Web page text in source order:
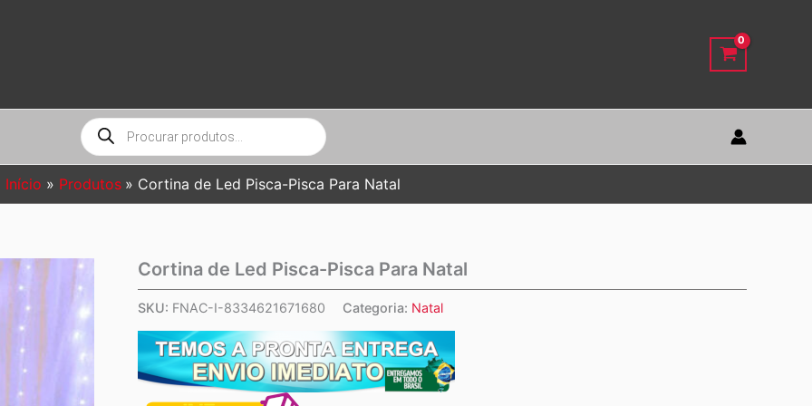
Pesquisar
produtos
Início Produtos Cortina de Led Pisca-Pisca Para Natal
Cortina de Led Pisca-Pisca Para Natal
SKU: FNAC-I-8334621671680 Categoria: Natal